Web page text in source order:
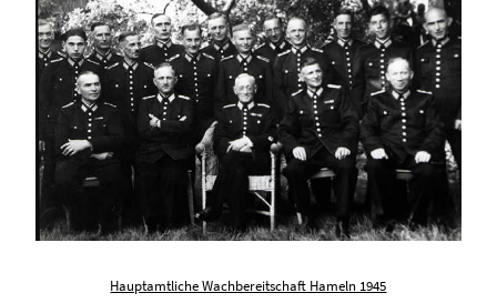
Hauptamtliche Wachbereitschaft Hameln 1945